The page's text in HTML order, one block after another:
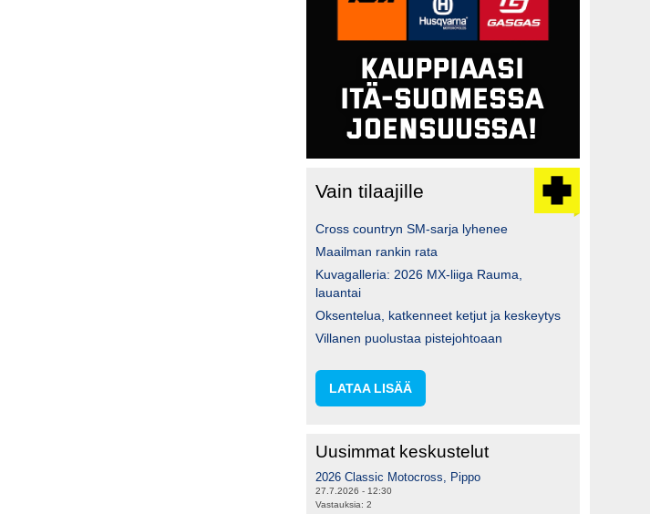
Vain tilaajille
Cross countryn SM-sarja lyhenee
Maailman rankin rata
Kuvagalleria: 2026 MX-liiga Rauma,
lauantai
Oksentelua, katkenneet ketjut ja keskeytys
Villanen puolustaa pistejohtoaan
LATAA LISÄÄ
Uusimmat keskustelut
2026 Classic Motocross, Pippo
27.7.2026 - 12:30
Vastauksia: 2